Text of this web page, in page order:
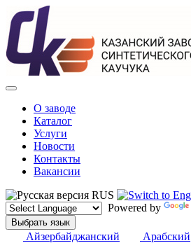
О заводе
Каталог
Услуги
Новости
Контакты
Вакансии
RUS
Powered by
Выбрать язык
Айзербайджанский Арабский